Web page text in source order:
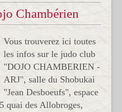
Chambérien
Vous trouverez ici toutes
les infos sur le judo club
"DOJO CHAMBERIEN -
ARJ", salle du Shobukai
"Jean Desboeufs", espace
quai des Allobroges,